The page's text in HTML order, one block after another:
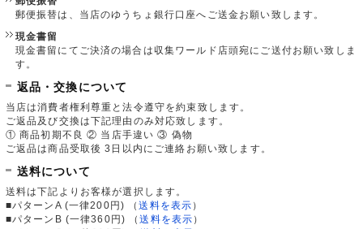
郵便振替は、当店のゆうちょ銀行口座へご送金お願い致します。
現金書留
現金書留にてご決済の場合は収集ワールド店頭宛にご送付お願い致しま
す。
返品・交換について
当店は消費者権利尊重と法令遵守を約束致します。
ご返品及び交換は下記理由のみ対応致します。
① 商品初期不良 ② 当店手違い ③ 偽物
ご返品は商品受取後 3日以内にご連絡お願い致します。
送料について
送料は下記よりお客様が選択します。
■パターンA (一律200円)
（送料を表示 ）
■パターンB (一律360円)
（送料を表示 ）